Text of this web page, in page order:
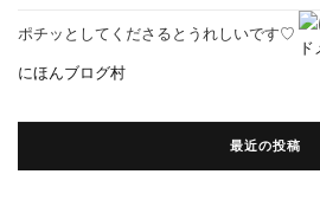
ポチッとしてくださるとうれしいです♡
にほんブログ村
最近の投稿